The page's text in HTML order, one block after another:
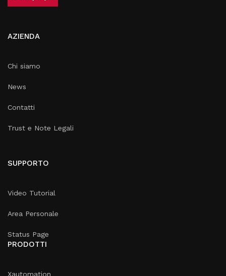
AZIENDA
Chi siamo
News
Contatti
Trust e Note Legali
SUPPORTO
Video Tutorial
Area Personale
Status Page
PRODOTTI
Xautomation